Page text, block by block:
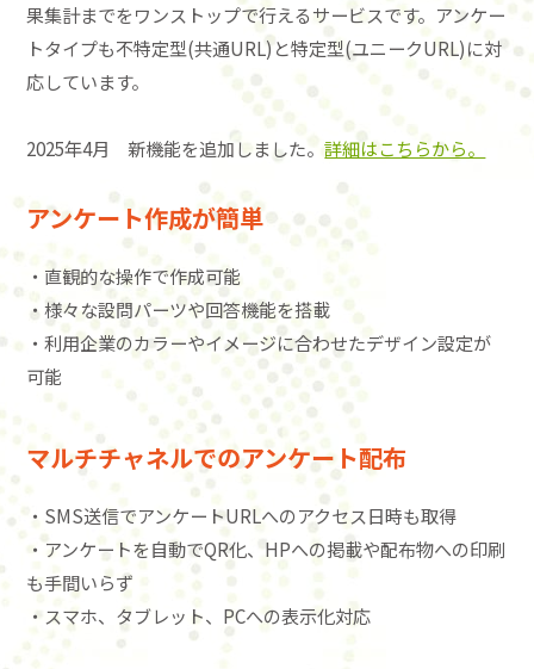
果集計までをワンストップで行えるサービスです。アンケー
トタイプも不特定型(共通URL)と特定型(ユニークURL)に対
応しています。
2025年4月 新機能を追加しました。詳細はこちらから。
アンケート作成が簡単
・直観的な操作で作成可能
・様々な設問パーツや回答機能を搭載
・利用企業のカラーやイメージに合わせたデザイン設定が
可能
マルチチャネルでのアンケート配布
・SMS送信でアンケートURLへのアクセス日時も取得
・アンケートを自動でQR化、HPへの掲載や配布物への印刷
も手間いらず
・スマホ、タブレット、PCへの表示化対応